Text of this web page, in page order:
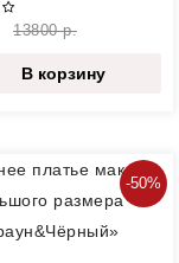
13800 р.
В корзину
-50%